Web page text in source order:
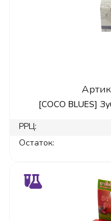
[COCO BLUES]
РРЦ:
Остаток: